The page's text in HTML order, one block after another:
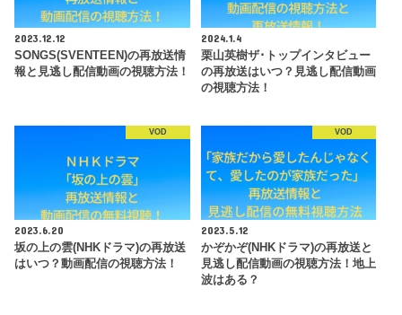
2023.12.12
SONGS(SVENTEEN)の再放送情
報と見逃し配信動画の視聴方法！
2024.1.4
栗山英樹ザ･トップインタビュー
の再放送はいつ？見逃し配信動画
の視聴方法！
VOD
2023.6.20
坂の上の雲(NHKドラマ)の再放送
はいつ？動画配信の視聴方法！
VOD
2023.5.12
かぞかぞ(NHKドラマ)の再放送と
見逃し配信動画の視聴方法！地上
波はある？